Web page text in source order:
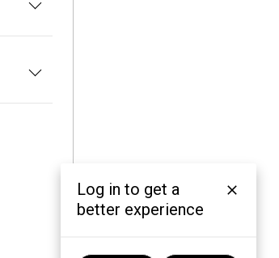
Log in to get a
better experience